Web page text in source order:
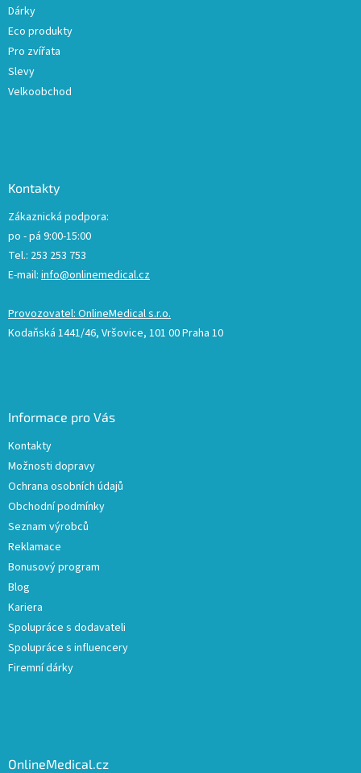
Dárky
Eco produkty
Pro zvířata
Slevy
Velkoobchod
Kontakty
Zákaznická podpora:
po - pá 9:00-15:00
Tel.: 253 253 753
E-mail: info@onlinemedical.cz
Provozovatel: OnlineMedical s.r.o.
Kodaňská 1441/46, Vršovice, 101 00 Praha 10
Informace pro Vás
Kontakty
Možnosti dopravy
Ochrana osobních údajů
Obchodní podmínky
Seznam výrobců
Reklamace
Bonusový program
Blog
Kariera
Spolupráce s dodavateli
Spolupráce s influencery
Firemní dárky
OnlineMedical.cz